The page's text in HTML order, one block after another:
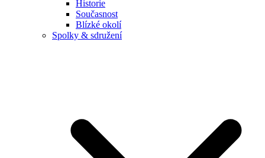
Historie
Současnost
Blízké okolí
Spolky & sdružení